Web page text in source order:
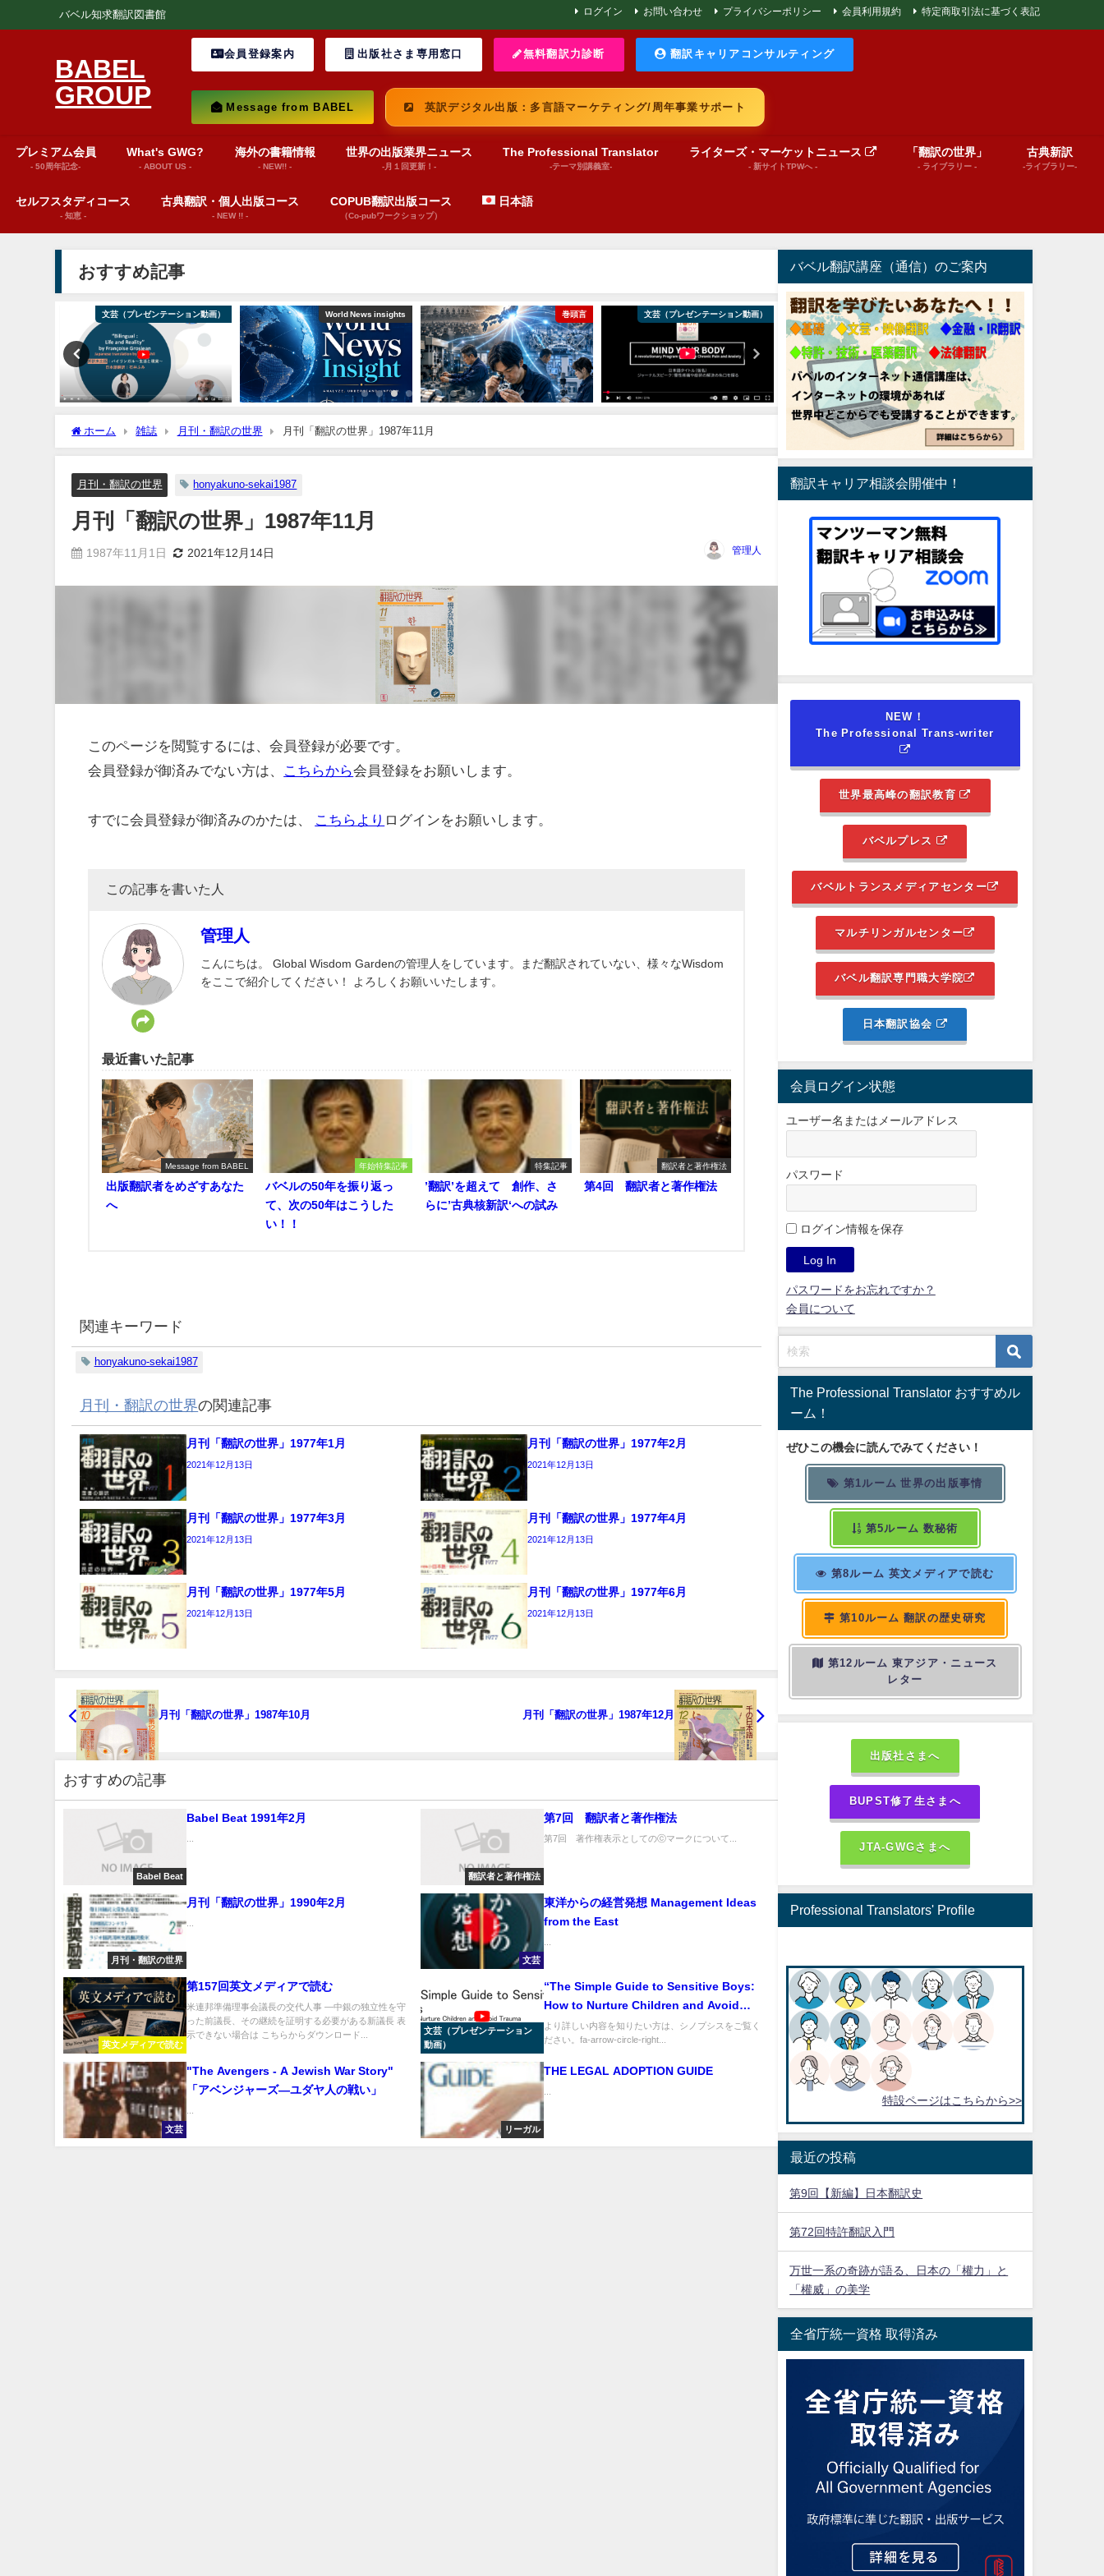
バベル知求翻訳図書館 ログイン お問い合わせ プライバシーポリシー 会員利用規約 特定商取引法に基づく表記
BABEL
GROUP
会員登録案内 出版社さま専用窓口 無料翻訳力診断 翻訳キャリアコンサルティング
Message from BABEL 英訳デジタル出版：多言語マーケティング/周年事業サポート
プレミアム会員
- 50周年記念-
What's GWG?
- ABOUT US -
海外の書籍情報
- NEW!! -
世界の出版業界ニュース
-月１回更新！-
The Professional Translator
-テーマ別講義室-
ライターズ・マーケットニュース
- 新サイトTPWへ -
「翻訳の世界」
- ライブラリー -
古典新訳
-ライブラリー-
セルフスタディコース
- 知恵 -
古典翻訳・個人出版コース
- NEW !! -
COPUB翻訳出版コース
（Co-pubワークショップ）
日本語
おすすめ記事
文芸（プレゼンテーション動画） World News insights 巻頭言 文芸（プレゼンテーション動画） 絵本（プレゼンテーション動画）
ホーム 雑誌 月刊・翻訳の世界 月刊「翻訳の世界」1987年11月
月刊・翻訳の世界 honyakuno-sekai1987
月刊「翻訳の世界」1987年11月
1987年11月1日 2021年12月14日 管理人
このページを閲覧するには、会員登録が必要です。
会員登録が御済みでない方は、
こちらから会員登録をお願いします。
すでに会員登録が御済みのかたは、 こちらより ログインをお願いします。
この記事を書いた人
管理人
こんにちは。 Global Wisdom Gardenの管理人をしています。まだ翻訳されていない、様々なWisdom
をここで紹介してください！ よろしくお願いいたします。
最近書いた記事
Message from BABEL
出版翻訳者をめざすあなた
へ
年始特集記事
バベルの50年を振り返っ
て、次の50年はこうした
い！！
特集記事
’翻訳’を超えて 創作、さ
らに’古典核新訳‘への試み
翻訳者と著作権法
第4回 翻訳者と著作権法
関連キーワード
honyakuno-sekai1987
月刊・翻訳の世界の関連記事
月刊「翻訳の世界」1977年1月
2021年12月13日
月刊「翻訳の世界」1977年2月
2021年12月13日
月刊「翻訳の世界」1977年3月
2021年12月13日
月刊「翻訳の世界」1977年4月
2021年12月13日
月刊「翻訳の世界」1977年5月
2021年12月13日
月刊「翻訳の世界」1977年6月
2021年12月13日
月刊「翻訳の世界」1987年10月 月刊「翻訳の世界」1987年12月
おすすめの記事
Babel Beat
Babel Beat 1991年2月
翻訳者と著作権法
第7回 翻訳者と著作権法
第7回 著作権表示としてのⓒマークについて...
月刊・翻訳の世界
月刊「翻訳の世界」1990年2月
文芸
東洋からの経営発想 Management Ideas
from the East
英文メディアで読む
第157回英文メディアで読む
米連邦準備理事会議長の交代人事 ―中銀の独立性を守
った前議長、その継続を証明する必要がある新議長 表
示できない場合は こちらからダウンロード...
文芸（プレゼンテーション
動画）
“The Simple Guide to Sensitive Boys:
How to Nurture Children and Avoid
Trauma” 「敏感な男の子たち トラウマを
抱えることなく個性を発揮できる子に育て
より詳しい内容を知りたい方は、シノプシスをご覧く
ださい。fa-arrow-circle-right...
文芸
"The Avengers - A Jewish War Story"
「アベンジャーズ―ユダヤ人の戦い」
リーガル
THE LEGAL ADOPTION GUIDE
バベル翻訳講座（通信）のご案内
翻訳キャリア相談会開催中！
NEW！
The Professional Trans-writer
世界最高峰の翻訳教育
バベルプレス
バベルトランスメディアセンター
マルチリンガルセンター
バベル翻訳専門職大学院
日本翻訳協会
会員ログイン状態
ユーザー名またはメールアドレス
パスワード
ログイン情報を保存
パスワードをお忘れですか？
会員について
The Professional Translator おすすめル
ーム！
ぜひこの機会に読んでみてください！
第1ルーム 世界の出版事情
第5ルーム 数秘術
第8ルーム 英文メディアで読む
第10ルーム 翻訳の歴史研究
第12ルーム 東アジア・ニュース
レター
出版社さまへ
BUPST修了生さまへ
JTA-GWGさまへ
Professional Translators' Profile
特設ページはこちらから>>
最近の投稿
第9回【新編】日本翻訳史
第72回特許翻訳入門
万世一系の奇跡が語る、日本の「權力」と
「權威」の美学
全省庁統一資格 取得済み